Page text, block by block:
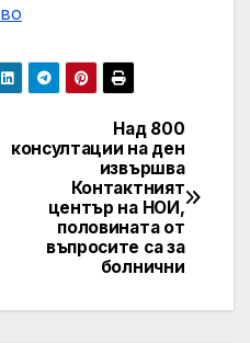
Над 800
консултации на ден
извършва
Контактният
център на НОИ,
половината от
въпросите са за
болнични